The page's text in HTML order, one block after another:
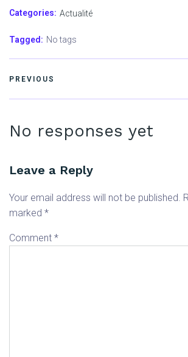
Categories: Actualité
Tagged: No tags
PREVIOUS
No responses yet
Leave a Reply
Your email address will not be published.
marked *
Comment *